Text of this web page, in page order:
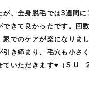
が、全身脱毛では3週間
できて良かったです。回
家でのケアが楽になりま
引き締まり、毛穴も小さ
いただきます♥ （S.U